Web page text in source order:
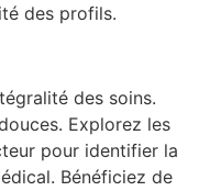
des profils.
des soins.
Explorez les
pour identifier la
Bénéficiez de